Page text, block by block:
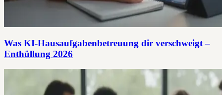
Was KI-Hausaufgabenbetreuung dir verschweigt –
Enthüllung 2026